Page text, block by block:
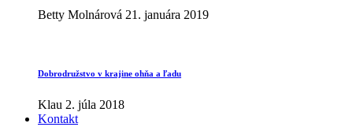
Betty Molnárová 21. januára 2019
Dobrodružstvo v krajine ohňa a ľadu
Klau 2. júla 2018
Kontakt